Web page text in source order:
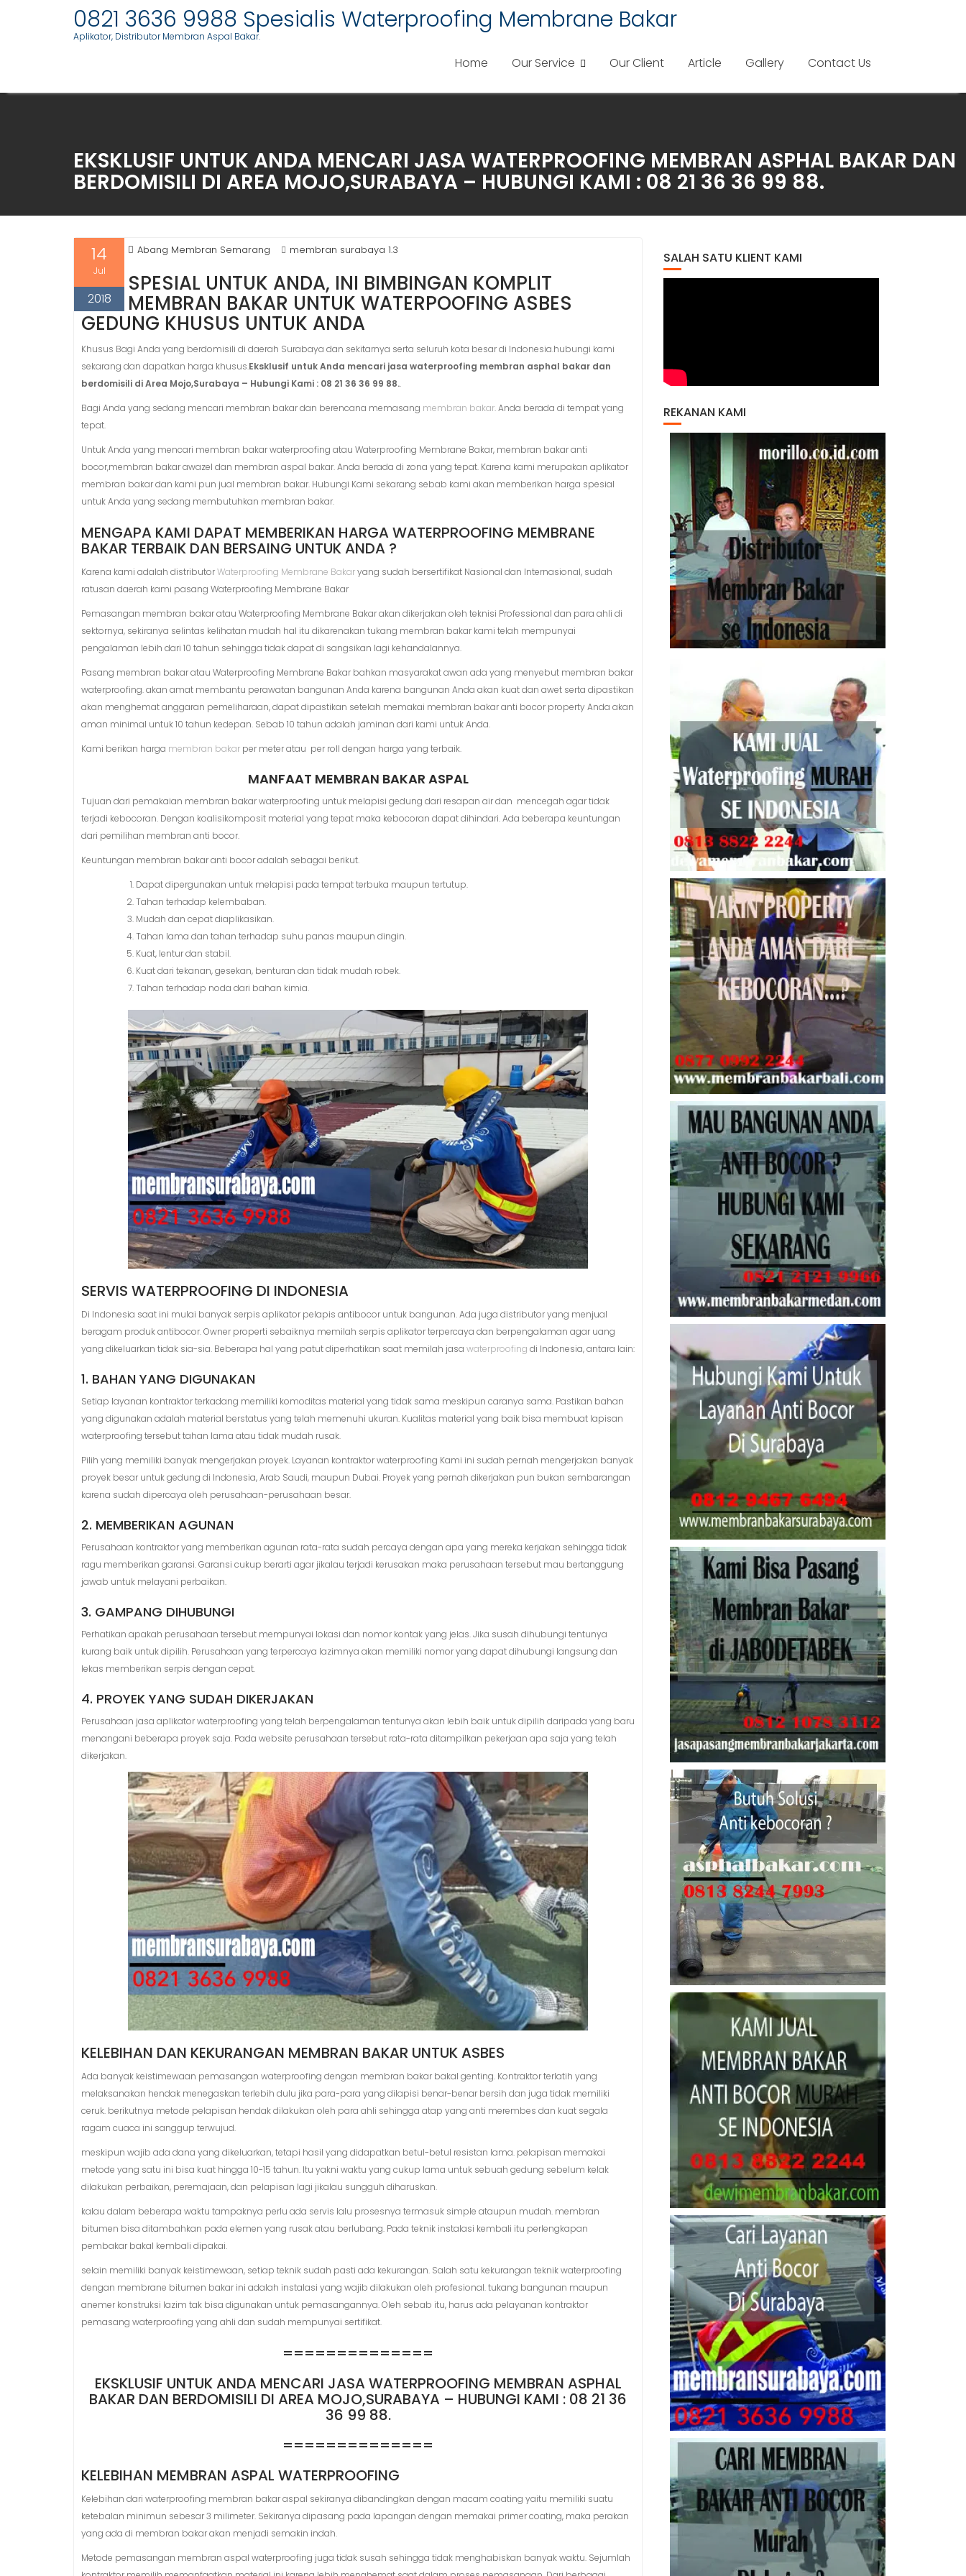
0821 3636 9988 Spesialis Waterproofing Membrane Bakar
Aplikator, Distributor Membran Aspal Bakar.
Home Our Service Our Client Article Gallery Contact Us
EKSKLUSIF UNTUK ANDA MENCARI JASA WATERPROOFING MEMBRAN ASPHAL BAKAR DAN
BERDOMISILI DI AREA MOJO,SURABAYA – HUBUNGI KAMI : 08 21 36 36 99 88.
14
Jul
2018
Abang Membran Semarang membran surabaya 1.3
SPESIAL UNTUK ANDA, INI BIMBINGAN KOMPLIT
MEMBRAN BAKAR UNTUK WATERPOOFING ASBES
GEDUNG KHUSUS UNTUK ANDA
Khusus Bagi Anda yang berdomisili di daerah Surabaya dan sekitarnya serta seluruh kota besar di Indonesia.hubungi kami
sekarang dan dapatkan harga khusus.Eksklusif untuk Anda mencari jasa waterproofing membran asphal bakar dan
berdomisili di Area Mojo,Surabaya – Hubungi Kami : 08 21 36 36 99 88..
Bagi Anda yang sedang mencari membran bakar dan berencana memasang membran bakar. Anda berada di tempat yang
tepat.
Untuk Anda yang mencari membran bakar waterproofing atau Waterproofing Membrane Bakar, membran bakar anti
bocor,membran bakar awazel dan membran aspal bakar. Anda berada di zona yang tepat. Karena kami merupakan aplikator
membran bakar dan kami pun jual membran bakar. Hubungi Kami sekarang sebab kami akan memberikan harga spesial
untuk Anda yang sedang membutuhkan membran bakar.
MENGAPA KAMI DAPAT MEMBERIKAN HARGA WATERPROOFING MEMBRANE
BAKAR TERBAIK DAN BERSAING UNTUK ANDA ?
Karena kami adalah distributorWaterproofing Membrane Bakaryang sudah bersertifikat Nasional dan Internasional, sudah
ratusan daerah kami pasang Waterproofing Membrane Bakar
Pemasangan membran bakar atau Waterproofing Membrane Bakar akan dikerjakan oleh teknisi Professional dan para ahli di
sektornya, sekiranya selintas kelihatan mudah hal itu dikarenakan tukang membran bakar kami telah mempunyai
pengalaman lebih dari 10 tahun sehingga tidak dapat di sangsikan lagi kehandalannya.
Pasang membran bakar atau Waterproofing Membrane Bakar bahkan masyarakat awan ada yang menyebut membran bakar
waterproofing. akan amat membantu perawatan bangunan Anda karena bangunan Anda akan kuat dan awet serta dipastikan
akan menghemat anggaran pemeliharaan, dapat dipastikan setelah memakai membran bakar anti bocor property Anda akan
aman minimal untuk 10 tahun kedepan. Sebab 10 tahun adalah jaminan dari kami untuk Anda.
Kami berikan harga membran bakar per meter atau per roll dengan harga yang terbaik.
MANFAAT MEMBRAN BAKAR ASPAL
Tujuan dari pemakaian membran bakar waterproofing untuk melapisi gedung dari resapan air dan mencegah agar tidak
terjadi kebocoran. Dengan koalisikomposit material yang tepat maka kebocoran dapat dihindari. Ada beberapa keuntungan
dari pemilihan membran anti bocor.
Keuntungan membran bakar anti bocor adalah sebagai berikut.
Dapat dipergunakan untuk melapisi pada tempat terbuka maupun tertutup.
Tahan terhadap kelembaban.
Mudah dan cepat diaplikasikan.
Tahan lama dan tahan terhadap suhu panas maupun dingin.
Kuat, lentur dan stabil.
Kuat dari tekanan, gesekan, benturan dan tidak mudah robek.
Tahan terhadap noda dari bahan kimia.
SERVIS WATERPROOFING DI INDONESIA
Di Indonesia saat ini mulai banyak serpis aplikator pelapis antibocor untuk bangunan. Ada juga distributor yang menjual
beragam produk antibocor. Owner properti sebaiknya memilah serpis aplikator terpercaya dan berpengalaman agar uang
yang dikeluarkan tidak sia-sia. Beberapa hal yang patut diperhatikan saat memilah jasa waterproofing di Indonesia, antara lain:
1. BAHAN YANG DIGUNAKAN
Setiap layanan kontraktor terkadang memiliki komoditas material yang tidak sama meskipun caranya sama. Pastikan bahan
yang digunakan adalah material berstatus yang telah memenuhi ukuran. Kualitas material yang baik bisa membuat lapisan
waterproofing tersebut tahan lama atau tidak mudah rusak.
Pilih yang memiliki banyak mengerjakan proyek. Layanan kontraktor waterproofing Kami ini sudah pernah mengerjakan banyak
proyek besar untuk gedung di Indonesia, Arab Saudi, maupun Dubai. Proyek yang pernah dikerjakan pun bukan sembarangan
karena sudah dipercaya oleh perusahaan-perusahaan besar.
2. MEMBERIKAN AGUNAN
Perusahaan kontraktor yang memberikan agunan rata-rata sudah percaya dengan apa yang mereka kerjakan sehingga tidak
ragu memberikan garansi. Garansi cukup berarti agar jikalau terjadi kerusakan maka perusahaan tersebut mau bertanggung
jawab untuk melayani perbaikan.
3. GAMPANG DIHUBUNGI
Perhatikan apakah perusahaan tersebut mempunyai lokasi dan nomor kontak yang jelas. Jika susah dihubungi tentunya
kurang baik untuk dipilih. Perusahaan yang terpercaya lazimnya akan memiliki nomor yang dapat dihubungi langsung dan
lekas memberikan serpis dengan cepat.
4. PROYEK YANG SUDAH DIKERJAKAN
Perusahaan jasa aplikator waterproofing yang telah berpengalaman tentunya akan lebih baik untuk dipilih daripada yang baru
menangani beberapa proyek saja. Pada website perusahaan tersebut rata-rata ditampilkan pekerjaan apa saja yang telah
dikerjakan.
KELEBIHAN DAN KEKURANGAN MEMBRAN BAKAR UNTUK ASBES
Ada banyak keistimewaan pemasangan waterproofing dengan membran bakar bakal genting. Kontraktor terlatih yang
melaksanakan hendak menegaskan terlebih dulu jika para-para yang dilapisi benar-benar bersih dan juga tidak memiliki
ceruk. berikutnya metode pelapisan hendak dilakukan oleh para ahli sehingga atap yang anti merembes dan kuat segala
ragam cuaca ini sanggup terwujud.
meskipun wajib ada dana yang dikeluarkan, tetapi hasil yang didapatkan betul-betul resistan lama. pelapisan memakai
metode yang satu ini bisa kuat hingga 10-15 tahun. Itu yakni waktu yang cukup lama untuk sebuah gedung sebelum kelak
dilakukan perbaikan, peremajaan, dan pelapisan lagi jikalau sungguh diharuskan.
kalau dalam beberapa waktu tampaknya perlu ada servis lalu prosesnya termasuk simple ataupun mudah. membran
bitumen bisa ditambahkan pada elemen yang rusak atau berlubang. Pada teknik instalasi kembali itu perlengkapan
pembakar bakal kembali dipakai.
selain memiliki banyak keistimewaan, setiap teknik sudah pasti ada kekurangan. Salah satu kekurangan teknik waterproofing
dengan membrane bitumen bakar ini adalah instalasi yang wajib dilakukan oleh profesional. tukang bangunan maupun
anemer konstruksi lazim tak bisa digunakan untuk pemasangannya. Oleh sebab itu, harus ada pelayanan kontraktor
pemasang waterproofing yang ahli dan sudah mempunyai sertifikat.
==============
EKSKLUSIF UNTUK ANDA MENCARI JASA WATERPROOFING MEMBRAN ASPHAL
BAKAR DAN BERDOMISILI DI AREA MOJO,SURABAYA – HUBUNGI KAMI : 08 21 36
36 99 88.
==============
KELEBIHAN MEMBRAN ASPAL WATERPROOFING
Kelebihan dari waterproofing membran bakar aspal sekiranya dibandingkan dengan macam coating yaitu memiliki suatu
ketebalan minimun sebesar 3 milimeter. Sekiranya dipasang pada lapangan dengan memakai primer coating, maka perakan
yang ada di membran bakar akan menjadi semakin indah.
Metode pemasangan membran aspal waterproofing juga tidak susah sehingga tidak menghabiskan banyak waktu. Sejumlah
SALAH SATU KLIENT KAMI
REKANAN KAMI